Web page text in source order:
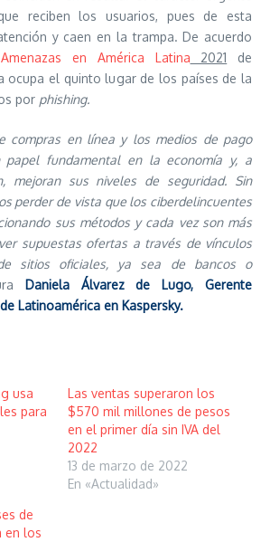
reciben los usuarios, pues de esta
y caen en la trampa. De acuerdo
en América Latina 2021 de
ocupa el quinto lugar de los países de la
por phishing.
compras en línea y los medios de pago
papel fundamental en la economía y, a
mejoran sus niveles de seguridad. Sin
perder de vista que los ciberdelincuentes
sus métodos y cada vez son más
supuestas ofertas a través de vínculos
sitios oficiales, ya sea de bancos o
Daniela Álvarez de Lugo, Gerente
Latinoamérica en Kaspersky.
usa
para
Las ventas superaron los
$570 mil millones de pesos
en el primer día sin IVA del
2022
13 de marzo de 2022
En «Actualidad»
de
en los